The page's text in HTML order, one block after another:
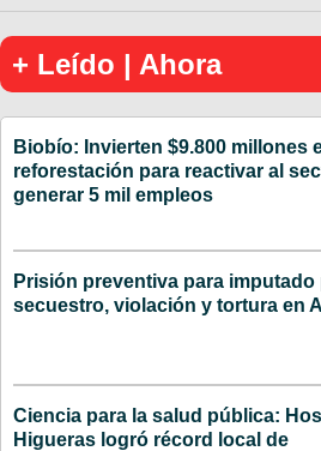
+ Leído | Ahora
Biobío: Invierten $9.800 millones
reforestación para reactivar al
generar 5 mil empleos
Prisión preventiva para imputado
secuestro, violación y tortura en
Ciencia para la salud pública:
Higueras logró récord local de